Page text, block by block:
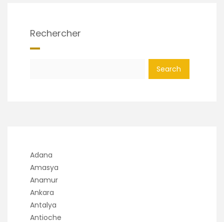
Rechercher
Adana
Amasya
Anamur
Ankara
Antalya
Antioche